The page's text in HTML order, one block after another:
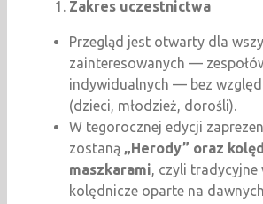
Zakres uczestnictwa
Przegląd jest otwarty dla
zainteresowanych —
indywidualnych — bez
(dzieci, młodzież, dorośli).
W tegorocznej edycji
zostaną „Herody” oraz
maszkarami, czyli tradycyjne
kolędnicze oparte na